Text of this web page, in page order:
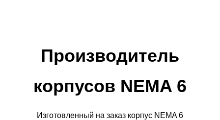
Производитель
корпусов NEMA 6
Изготовленный на заказ корпус NEMA 6